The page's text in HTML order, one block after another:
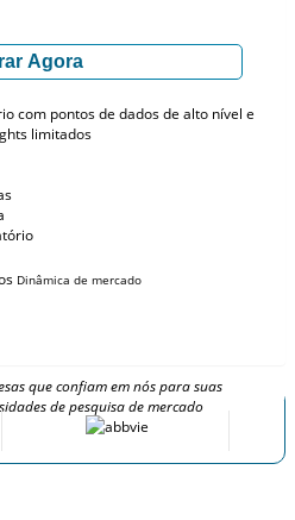
Agora
com pontos de dados de alto nível e
limitados
Dinâmica de mercado
que confiam em nós para suas
de pesquisa de mercado